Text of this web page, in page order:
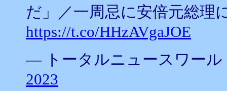
だ」／一周忌に安倍元総理
https://t.co/HHzAVgaJOE
— トータルニュースワール
2023